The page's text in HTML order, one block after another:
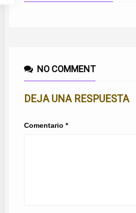
NO COMMENT
DEJA UNA RESPUESTA
Comentario *